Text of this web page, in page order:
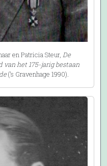
en Patricia Steur, De
van het 175-jarig bestaan
(’s Gravenhage 1990).